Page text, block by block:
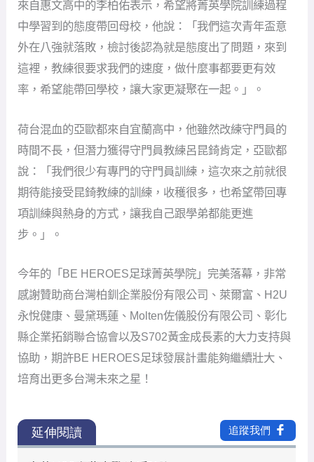
來自惠文高中的李柏佑表示，希望將菁英學院訓練過程
中學習到的態度帶回母校，他說：「我們這次青年盃意
外在八強就落敗，檢討後認為就是態度出了問題，來到
這裡，教練很要求我們的速度，做什麼事都要更有效
率，希望能帶回學校，讓大家更凝聚在一起。」。
荷台混血的亞歐都來自宜蘭高中，他雖然改練守門員的
時間不長，但潛力獲得守門員教練呂昆錡肯定，亞歐都
說：「我們很少有專門的守門員訓練，這次來之前就很
期待能接受昆錡教練的訓練，收穫很多，也希望帶回專
項訓練與熱身的方式，讓我自己跟學弟都能更進
步。」。
今年的「BE HEROES足球菁英學院」完美落幕，非常
感謝贊助商台灣柏釧企業股份有限公司、萊爾富、H2U
永悅健康、曼黛瑪蓮、Molten佐儀股份有限公司、彰化
縣企業拓銷聯合協會以及S702黃金成長素的大力支持與
協助，期許BE HEROES足球發展計畫能夠繼續壯大、
培育出更多台灣未來之星！